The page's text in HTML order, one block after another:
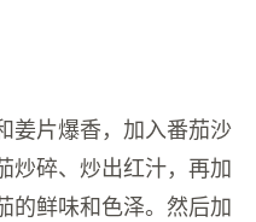
姜片爆香，加入番茄沙
炒碎、炒出红汁，再加
的鲜味和色泽。然后加